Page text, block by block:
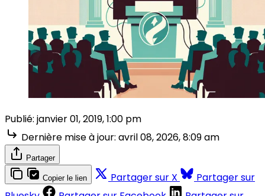
Publié: janvier 01, 2019, 1:00 pm
Dernière mise à jour: avril 08, 2026, 8:09 am
Partager
Copier le lien Partager sur X
Partager sur